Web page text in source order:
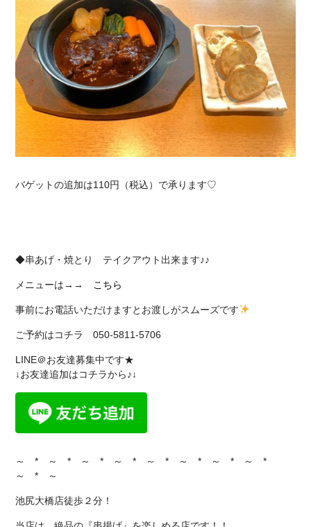
バゲットの追加は110円（税込）で承ります♡
◆串あげ・焼とり テイクアウト出来ます♪♪
メニューは→→ こちら
事前にお電話いただけますとお渡しがスムーズです
ご予約はコチラ 050-5811-5706
LINE＠お友達募集中です★
↓お友達追加はコチラから♪↓
～ * ～ * ～ * ～ * ～ * ～ * ～ * ～ *
～ * ～
池尻大橋店徒歩２分！